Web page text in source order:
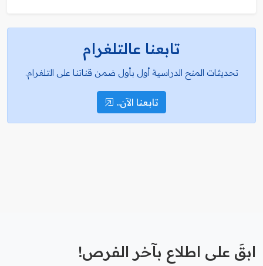
تابعنا عالتلغرام
تحديثات المنح الدراسية أول بأول ضمن قناتنا على التلغرام.
تابعنا الآن..
ابقَ على اطلاع بآخر الفرص!